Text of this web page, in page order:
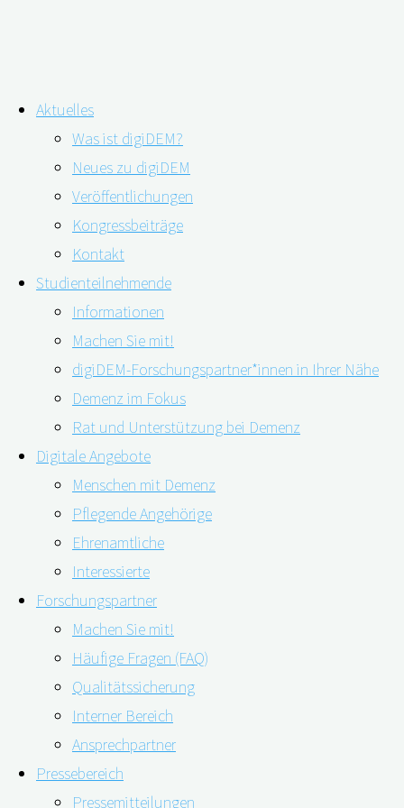
Inhalt
springen
Aktuelles
Was ist digiDEM?
Neues zu digiDEM
Veröffentlichungen
Kongressbeiträge
Kontakt
Studienteilnehmende
Informationen
Machen Sie mit!
digiDEM-Forschungspartner*innen in Ihrer Nähe
Demenz im Fokus
Rat und Unterstützung bei Demenz
Digitale Angebote
Menschen mit Demenz
Pflegende Angehörige
Ehrenamtliche
Interessierte
Forschungspartner
Machen Sie mit!
Häufige Fragen (FAQ)
Qualitätssicherung
Interner Bereich
Ansprechpartner
Pressebereich
Pressemitteilungen
Schlagwort:Familie
Was Menschen mit Demenz glücklich
macht
30.05.2022 16.08.2022
Japanische Forscher*innen haben die Alltagswünsche
von Menschen mit Demenz erforscht. Kennen pflegende
Angehörige oder auch Pflegefachkräfte deren
emotionale Bedürfnisse, können diese in der
Pflegeplanung einbezogen werden. Damit auch die
individuellen Alltagswünsche älterer Menschen mit